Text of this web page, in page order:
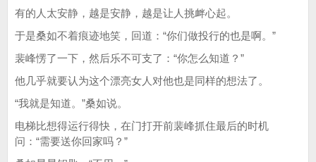
有的人太安静，越是安静，越是让人挑衅心起。
于是桑如不着痕迹地笑，回道：“你们做投行的也是啊。”
裴峰愣了一下，然后乐不可支了：“你怎么知道？”
他几乎就要认为这个漂亮女人对他也是同样的想法了。
“我就是知道。”桑如说。
电梯比想得运行得快，在门打开前裴峰抓住最后的时机
问：“需要送你回家吗？”